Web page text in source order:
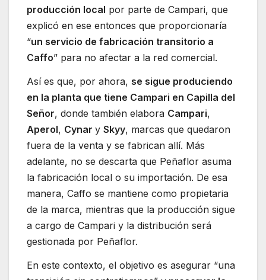
producción local por parte de Campari, que
explicó en ese entonces que proporcionaría
“un servicio de fabricación transitorio a
Caffo” para no afectar a la red comercial.
Así es que, por ahora, se sigue produciendo
en la planta que tiene Campari en Capilla del
Señor, donde también elabora Campari,
Aperol, Cynar y Skyy, marcas que quedaron
fuera de la venta y se fabrican allí. Más
adelante, no se descarta que Peñaflor asuma
la fabricación local o su importación. De esa
manera, Caffo se mantiene como propietaria
de la marca, mientras que la producción sigue
a cargo de Campari y la distribución será
gestionada por Peñaflor.
En este contexto, el objetivo es asegurar “una